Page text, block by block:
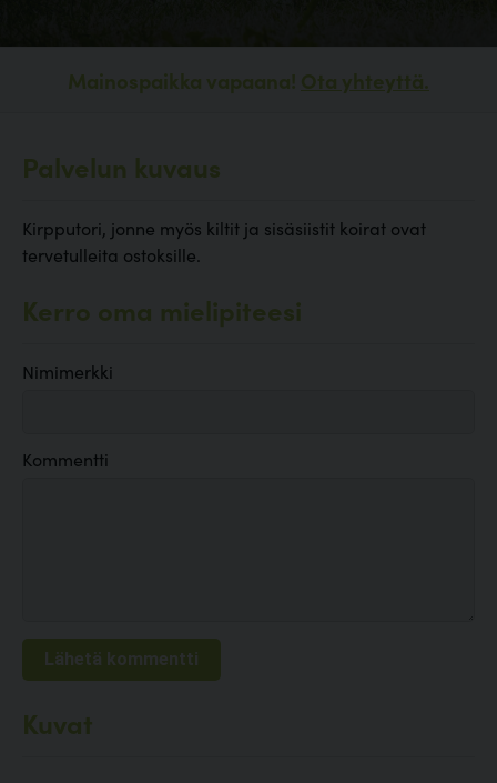
Mainospaikka vapaana! Ota yhteyttä.
Palvelun kuvaus
Kirpputori, jonne myös kiltit ja sisäsiistit koirat ovat
tervetulleita ostoksille.
Kerro oma mielipiteesi
Nimimerkki
Kommentti
Kuvat